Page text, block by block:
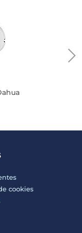
cookies